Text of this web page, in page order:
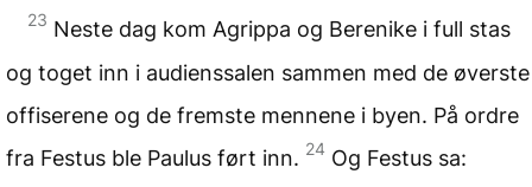
23 Neste dag kom Agrippa og Berenike i full stas
og toget inn i audienssalen sammen med de øverste
offiserene og de fremste mennene i byen. På ordre
fra Festus ble Paulus ført inn. 24 Og Festus sa: